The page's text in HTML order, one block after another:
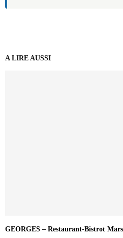
A LIRE AUSSI
GEORGES – Restaurant-Bistrot